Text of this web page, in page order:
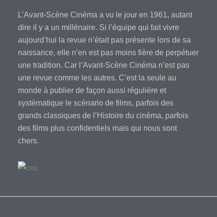
L’Avant-Scène Cinéma a vu le jour en 1961, autant
dire il y a un millénaire. Si l’équipe qui fait vivre
aujourd’hui la revue n’était pas présente lors de sa
naissance, elle n’en est pas moins fière de perpétuer
une tradition. Car l’Avant-Scène Cinéma n’est pas
une revue comme les autres. C’est la seule au
monde à publier de façon aussi régulière et
systématique le scénario de films, parfois des
grands classiques de l’Histoire du cinéma, parfois
des films plus confidentiels mais qui nous sont
chers.